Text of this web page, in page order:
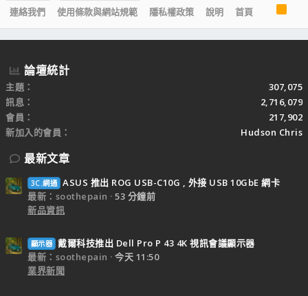
連絡我們
使用條款與網站規範 隱私權政策 說明 首頁
R
S
S
論壇統計
主題
307,075
訊息
2,716,079
會員
217,902
新加入的會員
Hudson Chris
最新文章
3C.網通 ASUS 推出 ROG USB-C10G , 外接 USB 10GbE 網卡
最新：soothepain
53 分鐘前
新品資訊
顯示器 戴爾科技推出 Dell Pro P 43 4K 視訊會議顯示器
最新：soothepain
今天 11:50
業界新聞